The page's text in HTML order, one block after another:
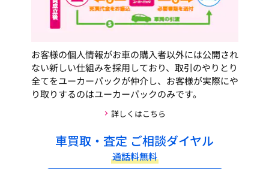
お客様の個人情報がお車の購入者以外には公開され
ない新しい仕組みを採用しており、取引のやりとり
全てをユーカーパックが仲介し、お客様が実際にや
り取りするのはユーカーパックのみです。
詳しくはこちら
車買取・査定 ご相談ダイヤル
通話料無料